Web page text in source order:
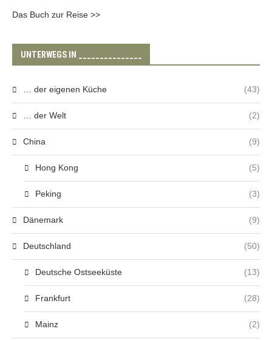
Das Buch zur Reise >>
UNTERWEGS IN _______________
… der eigenen Küche (43)
… der Welt (2)
China (9)
Hong Kong (5)
Peking (3)
Dänemark (9)
Deutschland (50)
Deutsche Ostseeküste (13)
Frankfurt (28)
Mainz (2)